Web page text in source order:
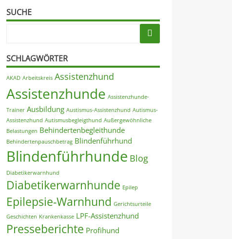
SUCHE
SCHLAGWÖRTER
AKAD Arbeitskreis Assistenzhund
Assistenzhunde Assistenzhunde-
Trainer Ausbildung Austismus-Assistenzhund Autismus-
Assistenzhund Autismusbegleigthund Außergewöhnliche
Belastungen Behindertenbegleithunde
Behindertenpauschbetrag Blindenführhund
Blindenführhunde Blog
Diabetikerwarnhund
Diabetikerwarnhunde Epilep
Epilepsie-Warnhund Gerichtsurteile
Geschichten Krankenkasse LPF-Assistenzhund
Presseberichte Profihund